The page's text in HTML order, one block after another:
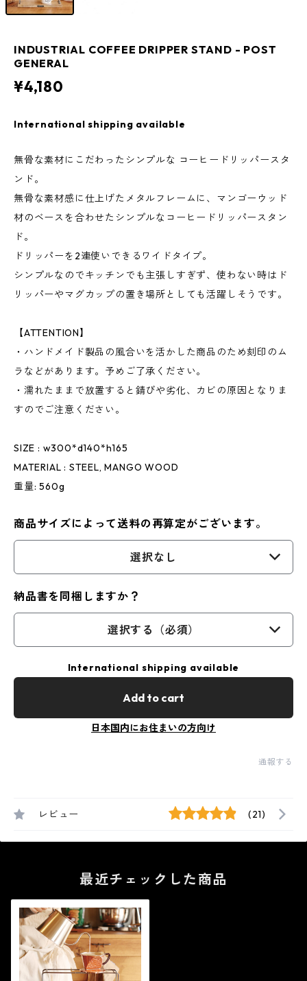
INDUSTRIAL COFFEE DRIPPER STAND - POST
GENERAL
¥4,180
International shipping available
無骨な素材にこだわったシンプルな コーヒードリッパースタ
ンド。
無骨な素材感に仕上げたメタルフレームに、マンゴーウッド
材のベースを合わせたシンプルなコーヒードリッパースタン
ド。
ドリッパーを2連使いできるワイドタイプ。
シンプルなのでキッチンでも主張しすぎず、使わない時はド
リッパーやマグカップの置き場所としても活躍しそうです。
【ATTENTION】
・ハンドメイド製品の風合いを活かした商品のため刻印のム
ラなどがあります。予めご了承ください。
・濡れたままで放置すると錆びや劣化、カビの原因となりま
すのでご注意ください。
SIZE : w300*d140*h165
MATERIAL : STEEL, MANGO WOOD
重量: 560g
商品サイズによって送料の再算定がございます。
選択なし
納品書を同梱しますか？
選択する（必須）
International shipping available
Add to cart
日本国内にお住まいの方向け
通報する
レビュー (21)
最近チェックした商品